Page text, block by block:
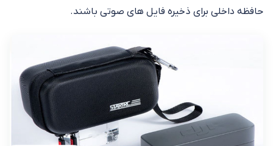
حافظه داخلی برای ذخیره فایل‌ های صوتی باشند.